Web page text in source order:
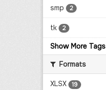
smp 2
tk 2
Show More Tags
Formats
XLSX 19